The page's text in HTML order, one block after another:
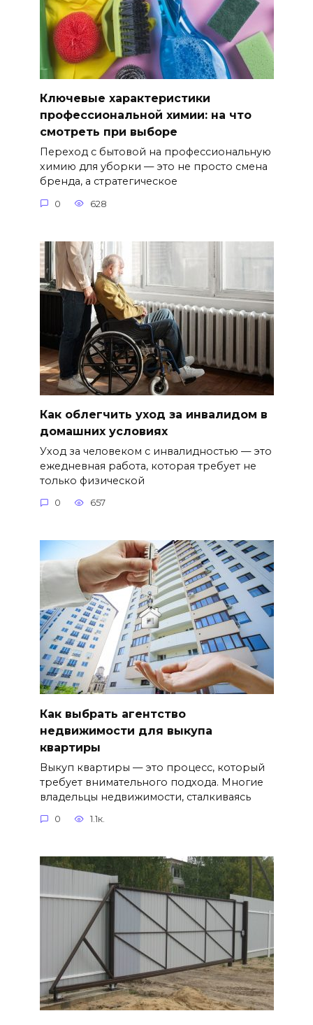
Ключевые характеристики
профессиональной химии: на что
смотреть при выборе
Переход с бытовой на профессиональную
химию для уборки — это не просто смена
бренда, а стратегическое
0 628
Как облегчить уход за инвалидом в
домашних условиях
Уход за человеком с инвалидностью — это
ежедневная работа, которая требует не
только физической
0 657
Как выбрать агентство
недвижимости для выкупа
квартиры
Выкуп квартиры — это процесс, который
требует внимательного подхода. Многие
владельцы недвижимости, сталкиваясь
0 1.1к.